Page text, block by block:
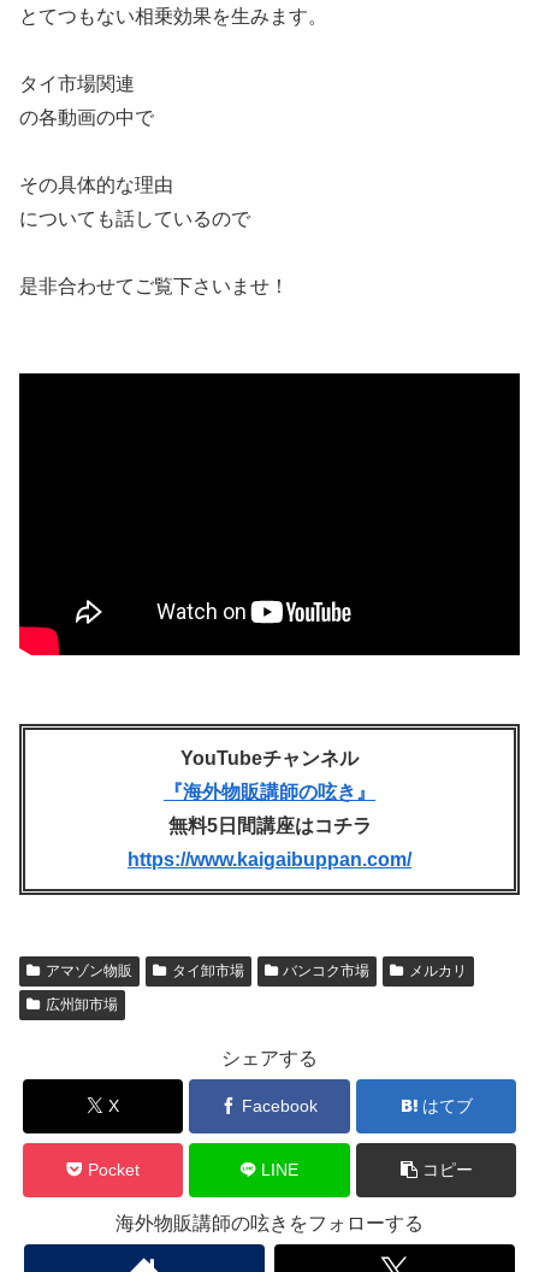
とてつもない相乗効果を生みます。
タイ市場関連
の各動画の中で
その具体的な理由
についても話しているので
是非合わせてご覧下さいませ！
YouTubeチャンネル
『海外物販講師の呟き』
無料5日間講座はコチラ
https://www.kaigaibuppan.com/
アマゾン物販 タイ卸市場 バンコク市場
メルカリ
広州卸市場
シェアする
X Facebook はてブ
Pocket LINE コピー
海外物販講師の呟きをフォローする